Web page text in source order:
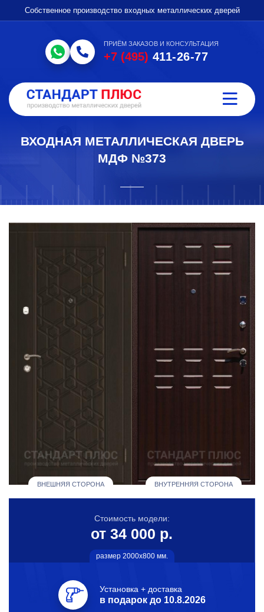
Собственное производство входных металлических дверей
ПРИЁМ ЗАКАЗОВ И КОНСУЛЬТАЦИЯ
+7 (495) 411-26-77
ВХОДНАЯ МЕТАЛЛИЧЕСКАЯ ДВЕРЬ
МДФ №373
ВНЕШНЯЯ СТОРОНА ВНУТРЕННЯЯ СТОРОНА
Стоимость модели:
от 34 000 р.
размер 2000х800 мм.
Установка + доставка
в подарок до 10.8.2026